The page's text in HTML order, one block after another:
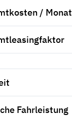
/ Monat
Fahrleistung